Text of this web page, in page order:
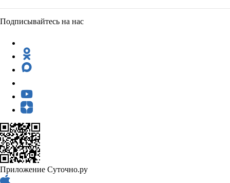
Подписывайтесь на нас
Приложение Суточно.ру